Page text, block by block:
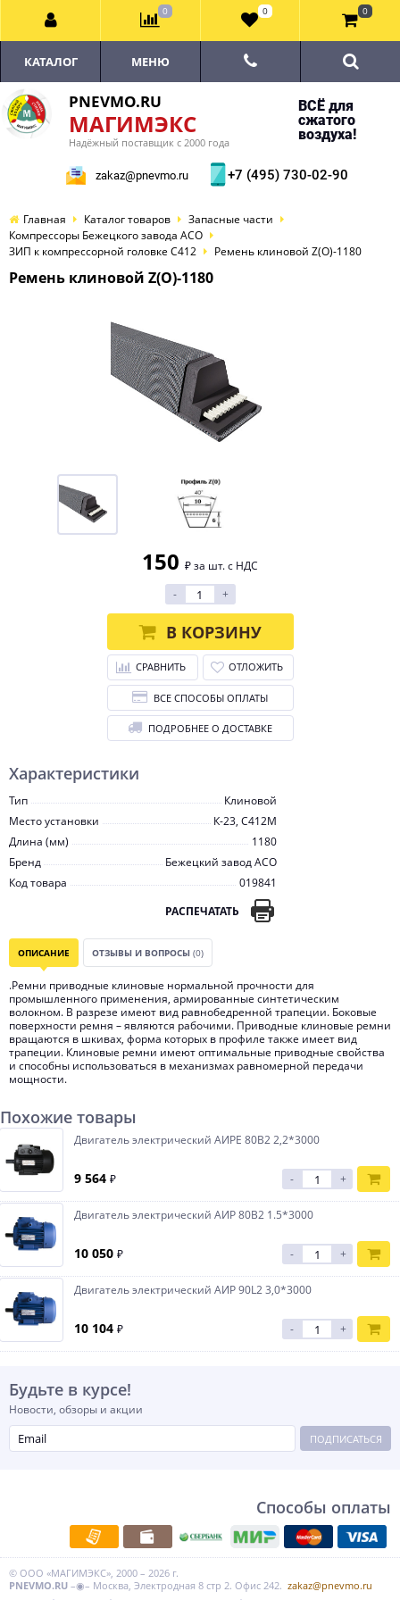
PNEVMO.RU
МАГИМЭКС
Надёжный поставщик с 2000 года
ВСЁ для
сжатого
воздуха!
zakaz@pnevmo.ru +7 (495) 730-02-90
КАТАЛОГ МЕНЮ
Главная Каталог товаров
Запасные части
Компрессоры Бежецкого завода АСО
ЗИП к компрессорной головке С412
Ремень клиновой Z(O)-1180
Ремень клиновой Z(O)-1180
Характеристики
Тип
Клиновой
Место установки
К-23, С412М
Длина (мм)
1180
Бренд
Бежецкий завод АСО
Код товара
019841
РАСПЕЧАТАТЬ
150 ₽ за шт. с НДС
-
+
В КОРЗИНУ
СРАВНИТЬ ОТЛОЖИТЬ
ВСЕ СПОСОБЫ ОПЛАТЫ
ПОДРОБНЕЕ О ДОСТАВКЕ
ОПИСАНИЕ ОТЗЫВЫ И ВОПРОСЫ (0)
.Ремни приводные клиновые нормальной прочности для
промышленного применения, армированные синтетическим
волокном. В разрезе имеют вид равнобедренной трапеции. Боковые
поверхности ремня – являются рабочими. Приводные клиновые ремни
вращаются в шкивах, форма которых в профиле также имеет вид
трапеции. Клиновые ремни имеют оптимальные приводные свойства
и способны использоваться в механизмах равномерной передачи
мощности.
Похожие товары
Двигатель электрический АИРЕ 80B2 2,2*3000
9 564 ₽ - +
Двигатель электрический АИР 80B2 1.5*3000
10 050 ₽ - +
Двигатель электрический АИР 90L2 3,0*3000
10 104 ₽ - +
Будьте в курсе!
Новости, обзоры и акции
ПОДПИСАТЬСЯ
Способы оплаты
© ООО «МАГИМЭКС», 2000 – 2026 г.
PNEVMO.RU –◉– Москва, Электродная 8 стр 2. Офис 242. zakaz@pnevmo.ru
0 0 0